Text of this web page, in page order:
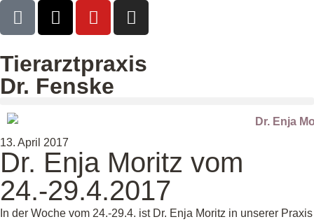
Tierarztpraxis
Dr. Fenske
13. April 2017
Dr. Enja Moritz vom
24.-29.4.2017
In der Woche vom 24.-29.4. ist Dr. Enja Moritz in unserer Praxis